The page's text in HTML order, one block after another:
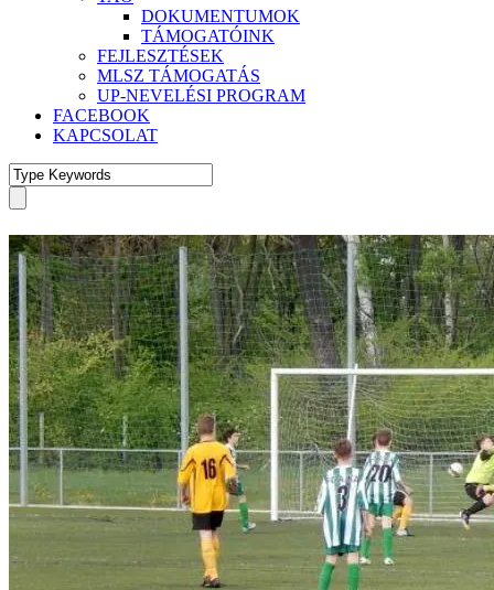
DOKUMENTUMOK
TÁMOGATÓINK
FEJLESZTÉSEK
MLSZ TÁMOGATÁS
UP-NEVELÉSI PROGRAM
FACEBOOK
KAPCSOLAT